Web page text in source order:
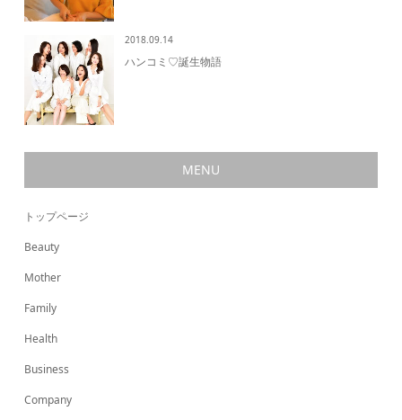
2018.09.14
ハンコミ♡誕生物語
MENU
トップページ
Beauty
Mother
Family
Health
Business
Company